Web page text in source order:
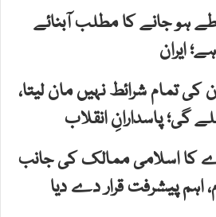
ہو جانے کا مطلب آبنائے
ایران
کی تمام شرائط نہیں مان لیتا،
گی؛ پاسدارانِ انقلاب
کا اسلامی ممالک کی جانب
اہم پیشرفت قرار دے دیا